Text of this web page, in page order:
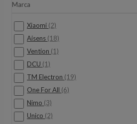
Marca
Xiaomi (2)
Aisens (18)
Vention (1)
DCU (1)
TM Electron (19)
One For All (6)
Nimo (3)
Unico (2)